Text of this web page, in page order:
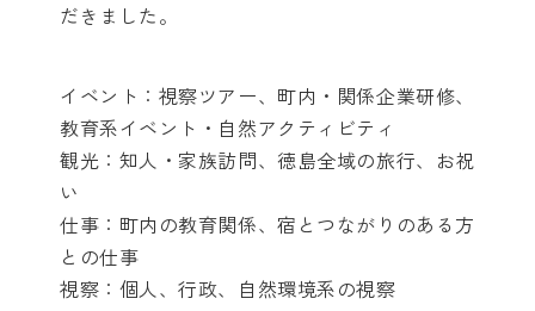
だきました。
イベント：視察ツアー、町内・関係企業研修、
教育系イベント・自然アクティビティ
観光：知人・家族訪問、徳島全域の旅行、お祝
い
仕事：町内の教育関係、宿とつながりのある方
との仕事
視察：個人、行政、自然環境系の視察